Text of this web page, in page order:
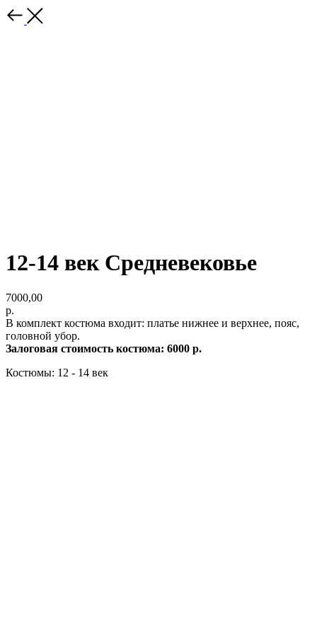
12-14 век Средневековье
7000,00
р.
В комплект костюма входит: платье нижнее и верхнее, пояс,
головной убор.
Залоговая стоимость костюма: 6000 р.
Костюмы: 12 - 14 век